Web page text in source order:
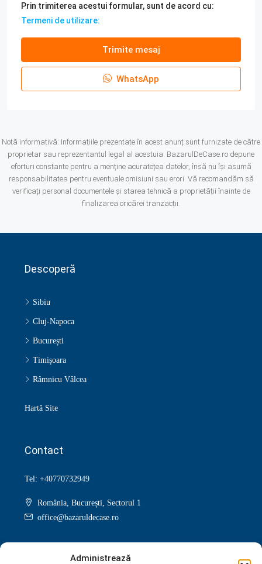
Administrează
Prin trimiterea acestui formular, sunt de acord cu:
Termeni de utilizare:
Trimite mesaj
WhatsApp
Notă informativă: Informațiile prezentate în acest anunț sunt furnizate de către
proprietar sau reprezentantul legal al acestuia. BazarulDeCase.ro depune
eforturi constante pentru a menține acuratețea datelor, însă nu își asumă
responsabilitatea pentru eventuale omisiuni sau erori. Vă recomandăm să
verificați personal documentele și starea tehnică a proprietății înainte de
finalizarea oricărei tranzacții.
Descoperă
Sibiu
Cluj-Napoca
București
Timișoara
Râmnicu Vâlcea
Hartă Site
Contact
Tel: +40770732949
România, București, Sectorul 1
office@bazaruldecase.ro